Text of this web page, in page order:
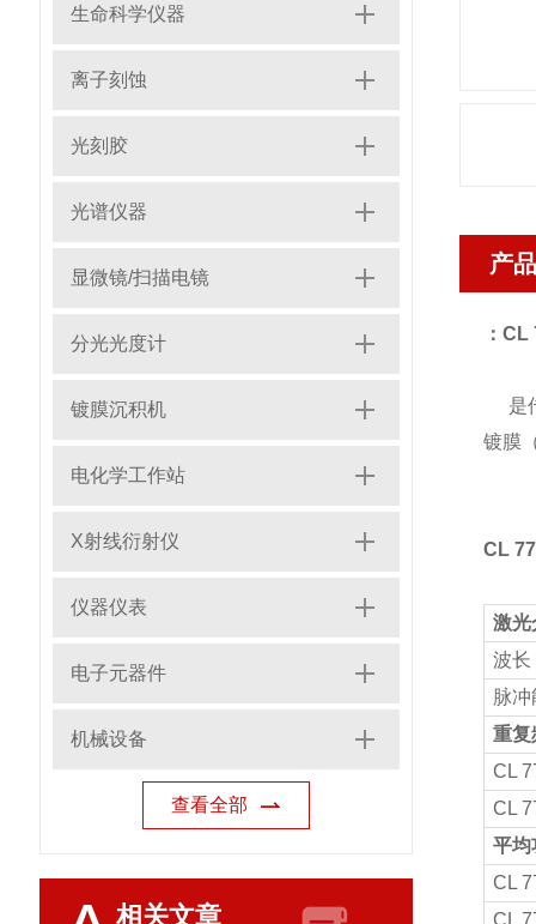
生命科学仪器
离子刻蚀
光刻胶
光谱仪器
显微镜/扫描电镜
分光光度计
镀膜沉积机
电化学工作站
X射线衍射仪
仪器仪表
电子元器件
机械设备
查看全部
相关文章
产
：
是
镀膜
CL
激光
波长
脉
重复
СL
CL
平均
СL
CL